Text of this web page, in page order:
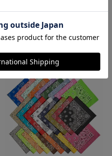
キャンバー CAMBER 302 マック
スウェイト 半袖 ポケット Tシャ
ツ MADE IN USA
¥7,990